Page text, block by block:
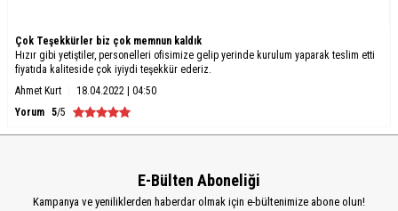
Çok Teşekkürler biz çok memnun kaldık
Hızır gibi yetiştiler, personelleri ofisimize gelip yerinde kurulum yaparak teslim etti
fiyatıda kaliteside çok iyiydi teşekkür ederiz.
Ahmet Kurt
18.04.2022 | 04:50
Yorum 5/5
E-Bülten Aboneliği
Kampanya ve yeniliklerden haberdar olmak için e-bültenimize abone olun!